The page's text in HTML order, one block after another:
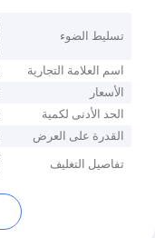
تسليط الضوء
اسم العلامة التجارية
الأسعار
الحد الأدنى لكمية
القدرة على العرض
تفاصيل التغليف